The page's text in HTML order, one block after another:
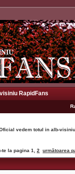
RapidFans
vedem totul in alb-
te la pagina 1 2 următoarea